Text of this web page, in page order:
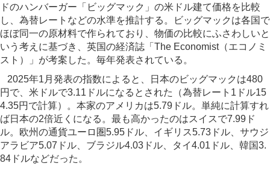
ドのハンバーガー「ビッグマック」の米ドル建て価格を比較
し、為替レートなどの水準を推計する。ビッグマックは各国で
ほぼ同一の原材料で作られており、物価の比較にふさわしいと
いう考えに基づき、英国の経済誌「The Economist（エコノミ
スト）」が考案した。毎年発表されている。
2025年1月発表の指数によると、日本のビッグマックは480
円で、米ドルで3.11ドルになるとされた（為替レート1ドル15
4.35円で計算）。本家のアメリカは5.79ドル。単純に計算すれ
ば日本の2倍近くになる。最も高かったのはスイスで7.99ド
ル。欧州の通貨ユーロ圏5.95ドル、イギリス5.73ドル、サウジ
アラビア5.07ドル、ブラジル4.03ドル、タイ4.01ドル、韓国3.
84ドルなどだった。